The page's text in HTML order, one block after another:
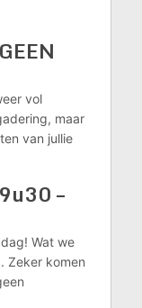
vol
maar
van jullie
–
Wat we
Zeker komen